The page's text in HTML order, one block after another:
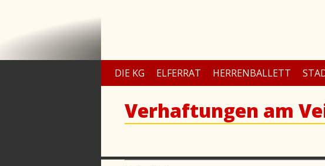
DIE KG ELFERRAT HERRENBALLETT
Verhaftungen am